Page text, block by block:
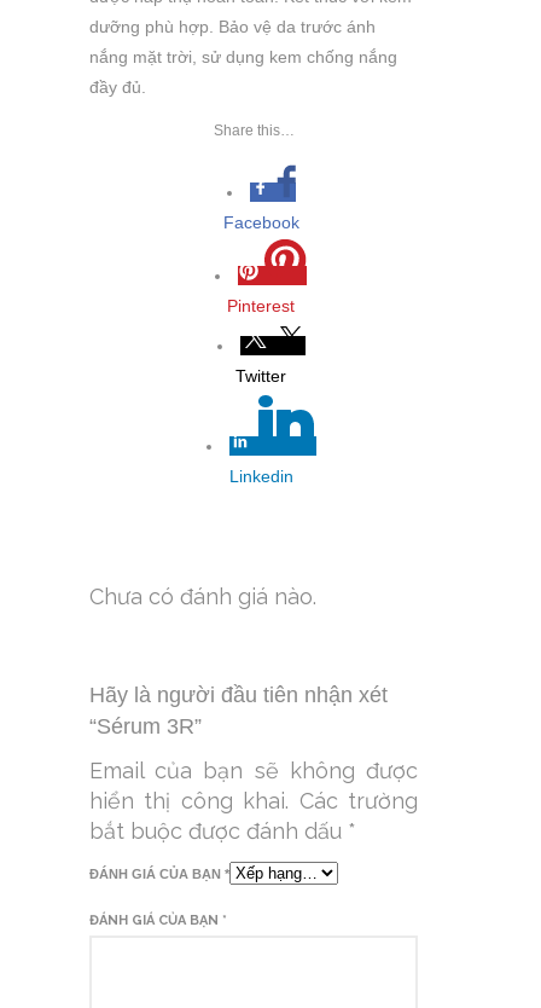
dưỡng phù hợp. Bảo vệ da trước ánh
nắng mặt trời, sử dụng kem chống nắng
đầy đủ.
Share this…
Facebook
Pinterest
Twitter
Linkedin
Chưa có đánh giá nào.
Hãy là người đầu tiên nhận xét
“Sérum 3R”
Email của bạn sẽ không được
hiển thị công khai. Các trường
bắt buộc được đánh dấu *
ĐÁNH GIÁ CỦA BẠN *
ĐÁNH GIÁ CỦA BẠN *